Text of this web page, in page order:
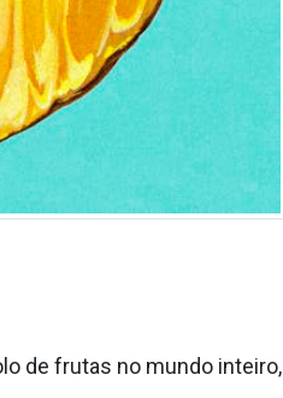
de frutas no mundo inteiro,